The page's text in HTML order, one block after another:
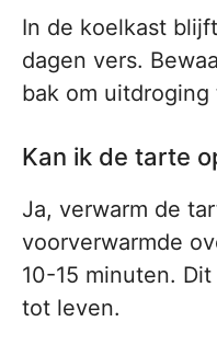
In de koelkast
dagen vers.
bak om
Kan ik de tarte
Ja, verwarm de
voorverwarmde
10-15 minuten.
tot leven.